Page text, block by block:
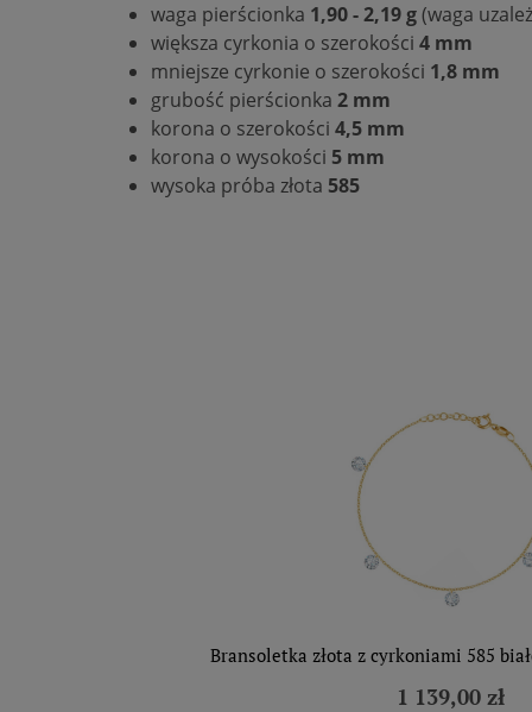
waga pierścionka 1,90 - 2,19 g(waga
większa cyrkonia o szerokości 4 mm
mniejsze cyrkonie o szerokości 1,8 mm
grubość pierścionka 2 mm
korona o szerokości 4,5 mm
korona o wysokości 5 mm
wysoka próba złota 585
Bransoletka złota z cyrkoniami 585
1 139,00 zł